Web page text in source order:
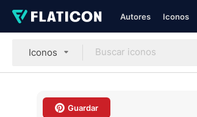
Autores Iconos
Iconos
Guardar